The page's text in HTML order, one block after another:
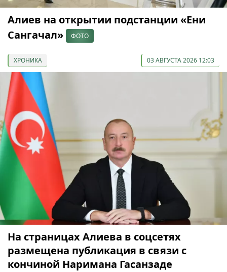
Алиев на открытии подстанции «Ени
Сангачал»
ФОТО
ХРОНИКА 03 АВГУСТА 2026 12:03
На страницах Алиева в соцсетях
размещена публикация в связи с
кончиной Наримана Гасанзаде